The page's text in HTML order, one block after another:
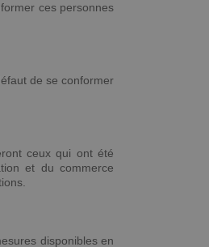
ces personnes
de se conformer
ceux qui ont été
et du commerce
disponibles en